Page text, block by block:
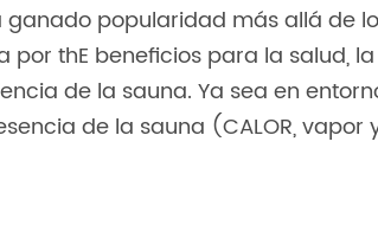
ganado popularidad más allá de
por thE beneficios para la salud, la
de la sauna. Ya sea en
de la sauna (CALOR, vapor